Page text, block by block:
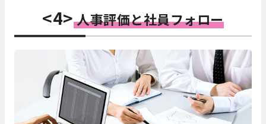
<4>人事評価と社員フォロー